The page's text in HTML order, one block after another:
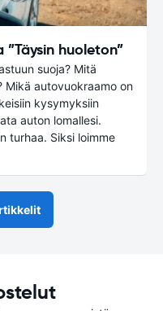
huoleton”
suoja? Mitä
Mikä autovuokraamo on
kysymyksiin
auton lomallesi.
turhaa. Siksi loimme